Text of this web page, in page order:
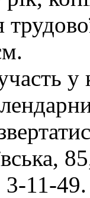
у
11-49.